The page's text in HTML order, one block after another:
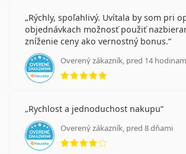
Rýchly, spoľahlivý. Uvítala by som pri
objednávkach možnosť použiť
zníženie ceny ako vernostný bonus.
Overený zákazník, pred 14
hodnotenie 5 z 5
Rychlost a jednoduchost nakupu
Overený zákazník, pred 8 dňami
hodnotenie 4 z 5